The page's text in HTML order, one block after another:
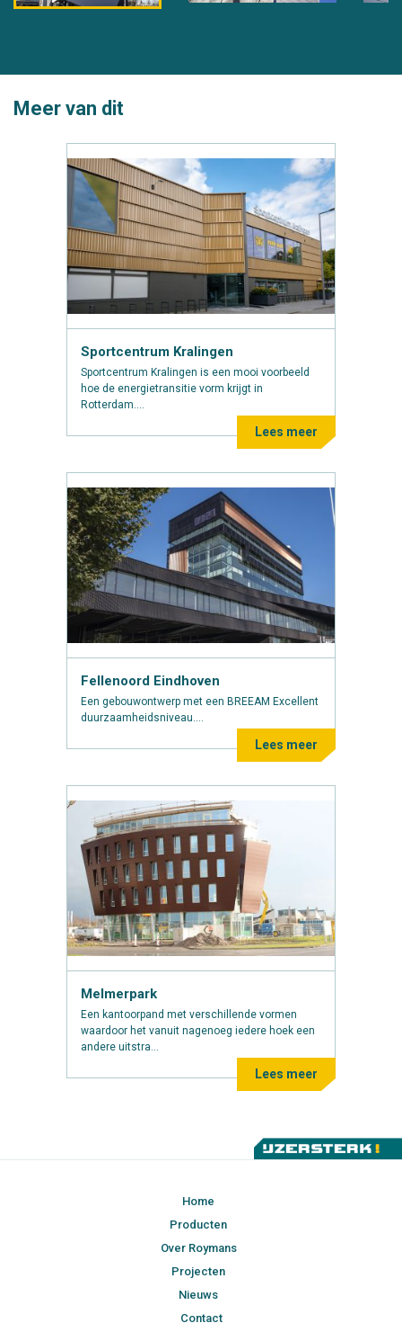
Meer van dit
Sportcentrum Kralingen
Sportcentrum Kralingen is een mooi voorbeeld
hoe de energietransitie vorm krijgt in
Rotterdam....
Lees meer
Fellenoord Eindhoven
Een gebouwontwerp met een BREEAM Excellent
duurzaamheidsniveau....
Lees meer
Melmerpark
Een kantoorpand met verschillende vormen
waardoor het vanuit nagenoeg iedere hoek een
andere uitstra...
Lees meer
Home
Producten
Over Roymans
Projecten
Nieuws
Contact